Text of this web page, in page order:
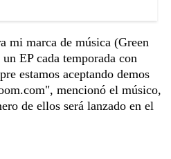
mi marca de música (Green
EP cada temporada con
estamos aceptando demos
mencionó el músico,
de ellos será lanzado en el